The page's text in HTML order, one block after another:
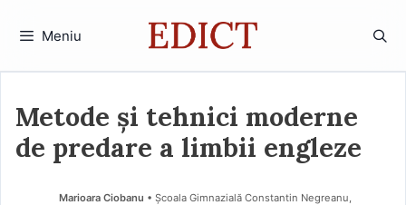
Meniu
Metode și tehnici moderne
de predare a limbii engleze
Marioara Ciobanu • Școala Gimnazială Constantin Negreanu,